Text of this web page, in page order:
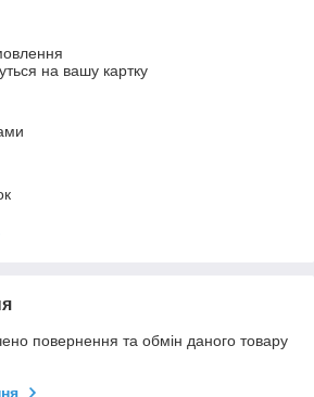
на вашу картку
повернення та обмін даного товару